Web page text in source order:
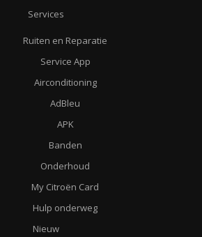
Services
Ruiten en Reparatie
Service App
Airconditioning
AdBleu
APK
Banden
Onderhoud
My Citroën Card
Hulp onderweg
Nieuw